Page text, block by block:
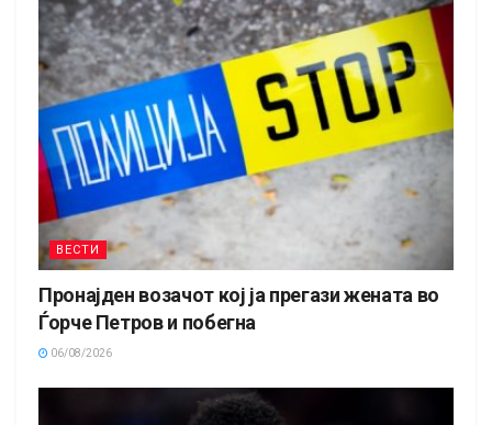
ВЕСТИ
Пронајден возачот кој ја прегази жената во
Ѓорче Петров и побегна
06/08/2026